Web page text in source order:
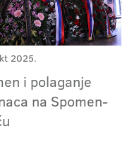
2025.
i polaganje
na Spomen-